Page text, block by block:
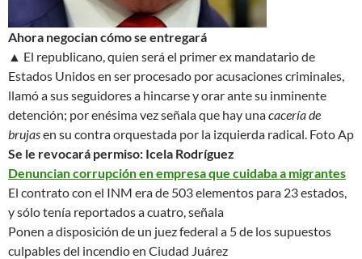
Ahora negocian cómo se entregará
▲ El republicano, quien será el primer ex mandatario de
Estados Unidos en ser procesado por acusaciones criminales,
llamó a sus seguidores a hincarse y orarante su inminente
detención; por enésima vez señala que hay unacacería de
brujasen su contra orquestada por la izquierda radical. Foto Ap
Se le revocará permiso: Icela Rodríguez
Denuncian corrupción en empresa que cuidaba a migrantes
El contrato con el INM era de 503 elementos para 23 estados,
y sólo tenía reportados a cuatro, señala
Ponen a disposición de un juez federal a 5 de los supuestos
culpables del incendio en Ciudad Juárez